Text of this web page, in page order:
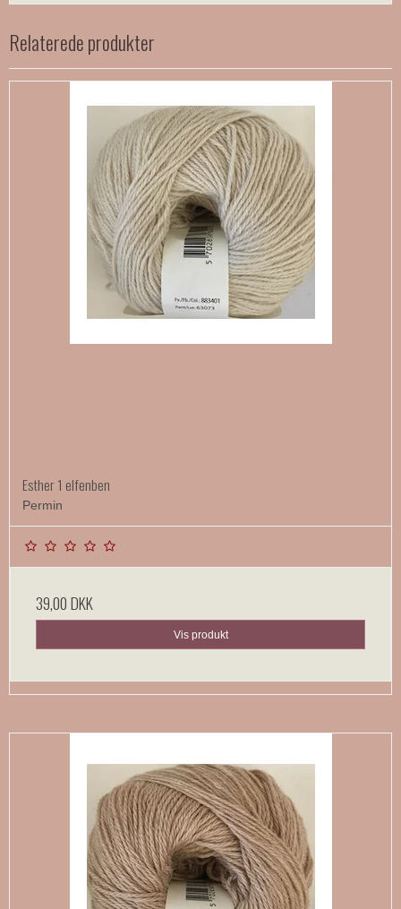
Relaterede produkter
Esther 1 elfenben
Permin
39,00 DKK
Vis produkt